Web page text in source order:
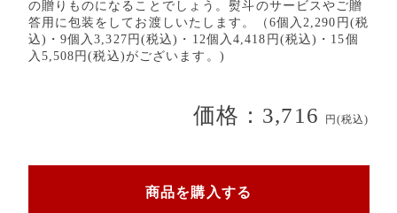
の贈りものになることでしょう。熨斗のサービスやご贈
答用に包装をしてお渡しいたします。（6個入2,290円(税
込)・9個入3,327円(税込)・12個入4,418円(税込)・15個
入5,508円(税込)がございます。)
価格：3,716 円(税込)
商品を購入する